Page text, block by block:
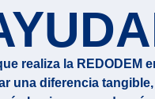
realiza la REDODEM
una diferencia